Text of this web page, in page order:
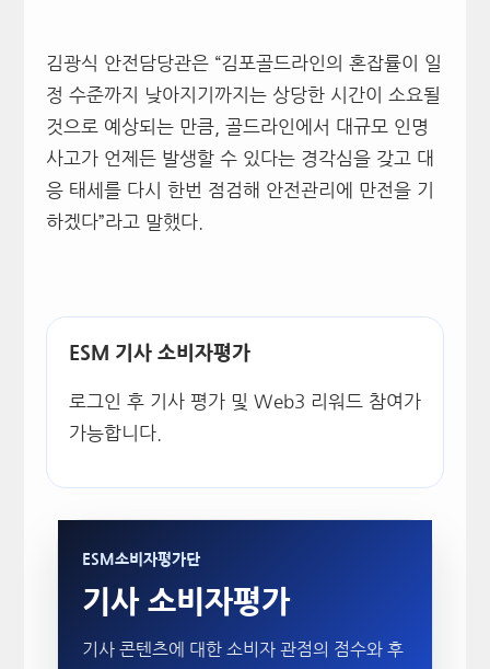
김광식 안전담당관은 “김포골드라인의 혼잡률이 일
정 수준까지 낮아지기까지는 상당한 시간이 소요될
것으로 예상되는 만큼, 골드라인에서 대규모 인명
사고가 언제든 발생할 수 있다는 경각심을 갖고 대
응 태세를 다시 한번 점검해 안전관리에 만전을 기
하겠다”라고 말했다.
ESM 기사 소비자평가
로그인 후 기사 평가 및 Web3 리워드 참여가
가능합니다.
ESM소비자평가단
기사 소비자평가
기사 콘텐츠에 대한 소비자 관점의 점수와 후